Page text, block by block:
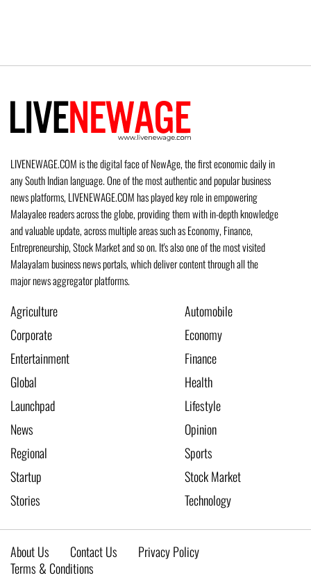
LIVENEWAGE.COM is the digital face of NewAge, the first economic daily in
any South Indian language. One of the most authentic and popular business
news platforms, LIVENEWAGE.COM has played key role in empowering
Malayalee readers across the globe, providing them with in-depth knowledge
and valuable update, across multiple areas such as Economy, Finance,
Entrepreneurship, Stock Market and so on. It's also one of the most visited
Malayalam business news portals, which deliver content through all the
major news aggregator platforms.
Agriculture
Automobile
Corporate
Economy
Entertainment
Finance
Global
Health
Launchpad
Lifestyle
News
Opinion
Regional
Sports
Startup
Stock Market
Stories
Technology
About Us Contact Us
Privacy Policy
Terms & Conditions